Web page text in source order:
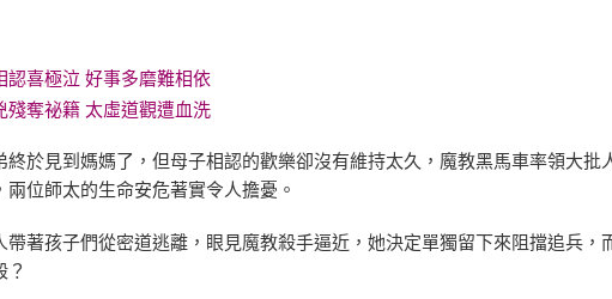
認喜極泣 好事多磨難相依
殘奪祕籍 太虛道觀遭血洗
終於見到媽媽了，但母子相認的歡樂卻沒有維持太久，魔教黑馬車率領大
兩位師太的生命安危著實令人擔憂。
帶著孩子們從密道逃離，眼見魔教殺手逼近，她決定單獨留下來阻擋追兵
？